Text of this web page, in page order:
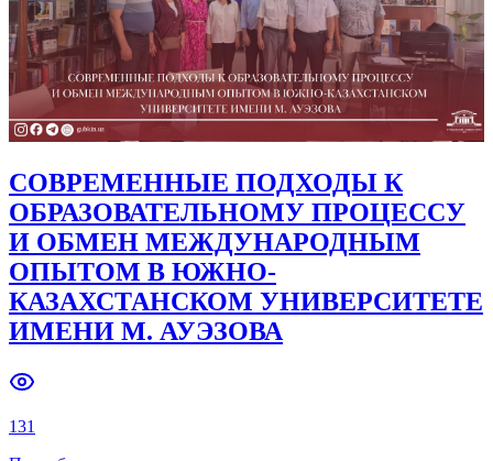
СОВРЕМЕННЫЕ ПОДХОДЫ К
ОБРАЗОВАТЕЛЬНОМУ ПРОЦЕССУ
И ОБМЕН МЕЖДУНАРОДНЫМ
ОПЫТОМ В ЮЖНО-
КАЗАХСТАНСКОМ УНИВЕРСИТЕТЕ
ИМЕНИ М. АУЭЗОВА
131